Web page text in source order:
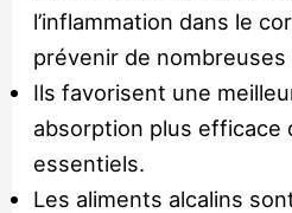
l’inflammation dans le
prévenir de nombreuses
Ils favorisent une
absorption plus efficace
essentiels.
Les aliments alcalins